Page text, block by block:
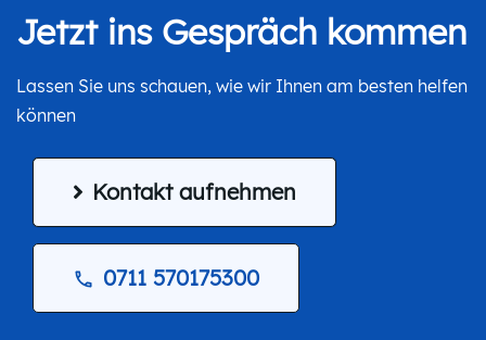
Jetzt ins Gespräch kommen
Lassen Sie uns schauen, wie wir Ihnen am besten helfen
können
Kontakt aufnehmen
0711 570175300